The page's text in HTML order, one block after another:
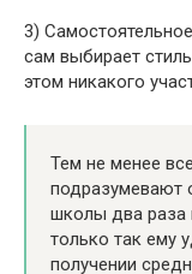
3)
сам выбирает
этом никакого
Тем не менее
подразумевают
школы два раза
только так ему
получении